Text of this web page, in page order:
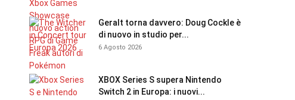
Geralt torna davvero: Doug Cockle è
di nuovo in studio per...
6 Agosto 2026
XBOX Series S supera Nintendo
Switch 2 in Europa: i nuovi...